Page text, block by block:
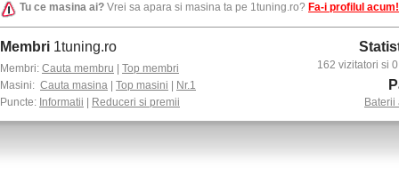
Tu ce masina ai? Vrei sa apara si masina ta pe 1tuning.ro? Fa-i profilul acum!
Membri 1tuning.ro
Membri: Cauta membru
Top membri
Masini: Cauta masina Top masini
Nr.1
Puncte: Informatii Reduceri si premii
162 vizitatori si